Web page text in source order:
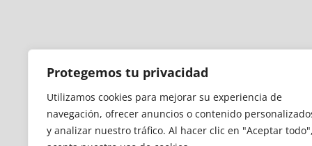
Protegemos tu privacidad
Utilizamos cookies para mejorar su experiencia de
navegación, ofrecer anuncios o contenido
y analizar nuestro tráfico. Al hacer clic en "Aceptar